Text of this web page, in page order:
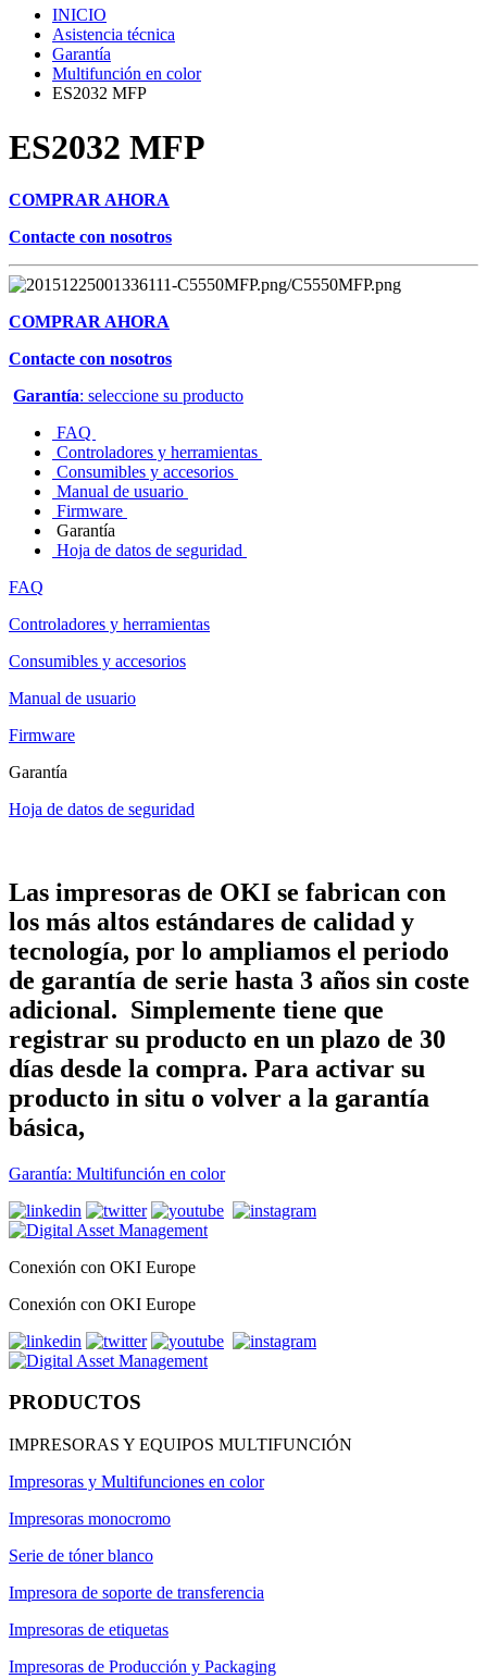
INICIO
Asistencia técnica
Garantía
Multifunción en color
ES2032 MFP
ES2032 MFP
COMPRAR AHORA
Contacte con nosotros
COMPRAR AHORA
Contacte con nosotros
Garantía: seleccione su producto
FAQ
Controladores y herramientas
Consumibles y accesorios
Manual de usuario
Firmware
Garantía
Hoja de datos de seguridad
FAQ
Controladores y herramientas
Consumibles y accesorios
Manual de usuario
Firmware
Garantía
Hoja de datos de seguridad
Las impresoras de OKI se fabrican con
los más altos estándares de calidad y
tecnología, por lo ampliamos el periodo
de garantía de serie hasta 3 años sin coste
adicional. Simplemente tiene que
registrar su producto en un plazo de 30
días desde la compra. Para activar su
producto in situ o volver a la garantía
básica,
Garantía: Multifunción en color
Conexión con OKI Europe
Conexión con OKI Europe
PRODUCTOS
IMPRESORAS Y EQUIPOS MULTIFUNCIÓN
Impresoras y Multifunciones en color
Impresoras monocromo
Serie de tóner blanco
Impresora de soporte de transferencia
Impresoras de etiquetas
Impresoras de Producción y Packaging